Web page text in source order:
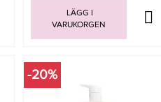
LÄGG I
VARUKORGEN
-20%